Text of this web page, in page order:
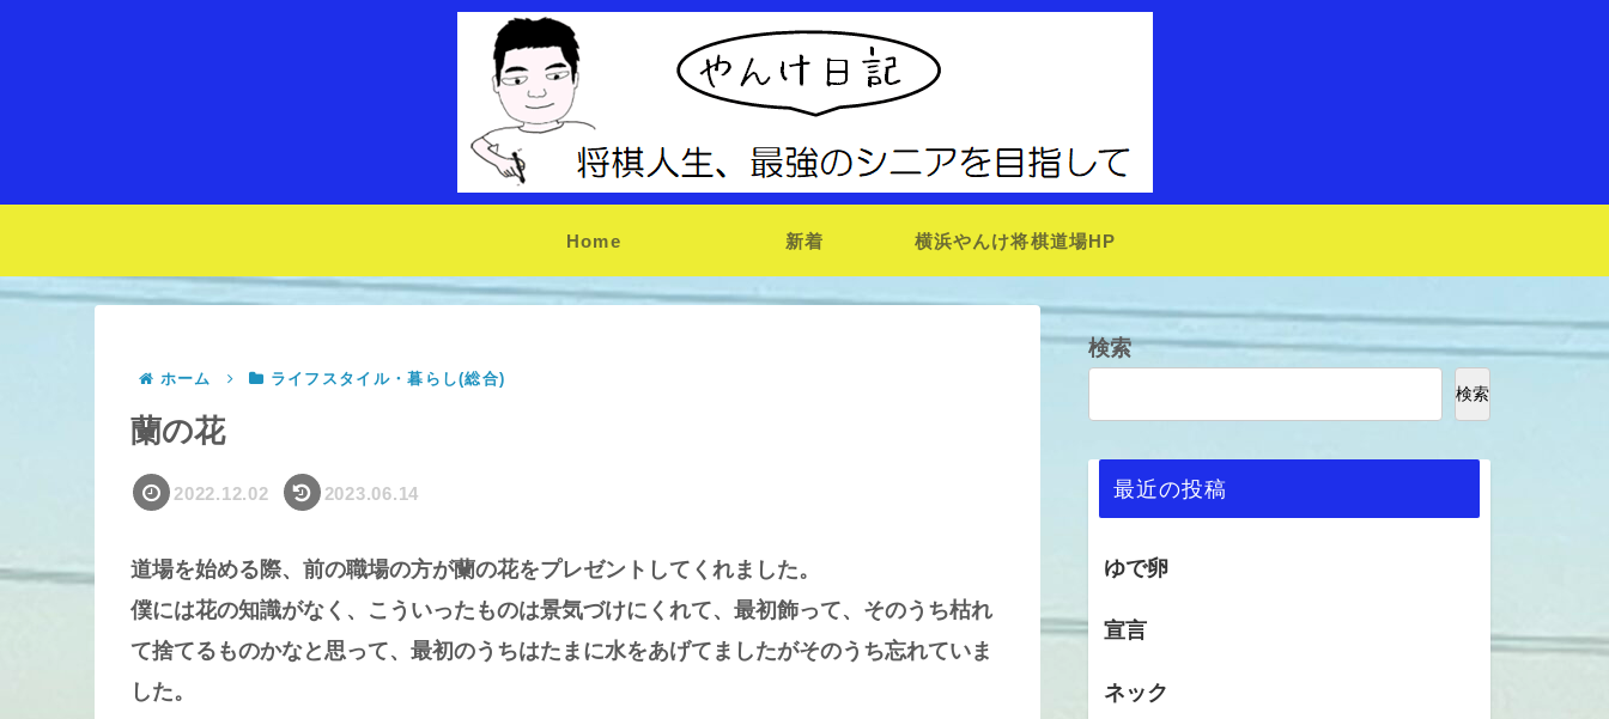
Home 新着 横浜やんけ将棋道場HP
ホーム ライフスタイル・暮らし(総合)
蘭の花
2022.12.02 2023.06.14
道場を始める際、前の職場の方が蘭の花をプレゼントしてくれました。
僕には花の知識がなく、こういったものは景気づけにくれて、最初飾って、そのうち枯れ
て捨てるものかなと思って、最初のうちはたまに水をあげてましたがそのうち忘れていま
した。
検索
検索
最近の投稿
ゆで卵
宣言
ネック